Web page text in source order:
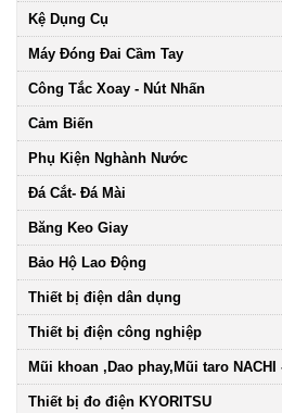
Kệ Dụng Cụ
Máy Đóng Đai Cầm Tay
Công Tắc Xoay - Nút Nhấn
Cảm Biến
Phụ Kiện Nghành Nước
Đá Cắt- Đá Mài
Băng Keo Giay
Bảo Hộ Lao Động
Thiết bị điện dân dụng
Thiết bị điện công nghiệp
Mũi khoan ,Dao phay,Mũi taro NACHI
Thiết bị đo điện KYORITSU